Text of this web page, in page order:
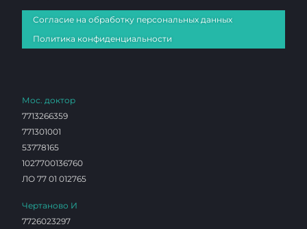
Согласие на обработку персональных данных
Политика конфиденциальности
Мос. доктор
7713266359
771301001
53778165
1027700136760
ЛО 77 01 012765
Чертаново И
7726023297